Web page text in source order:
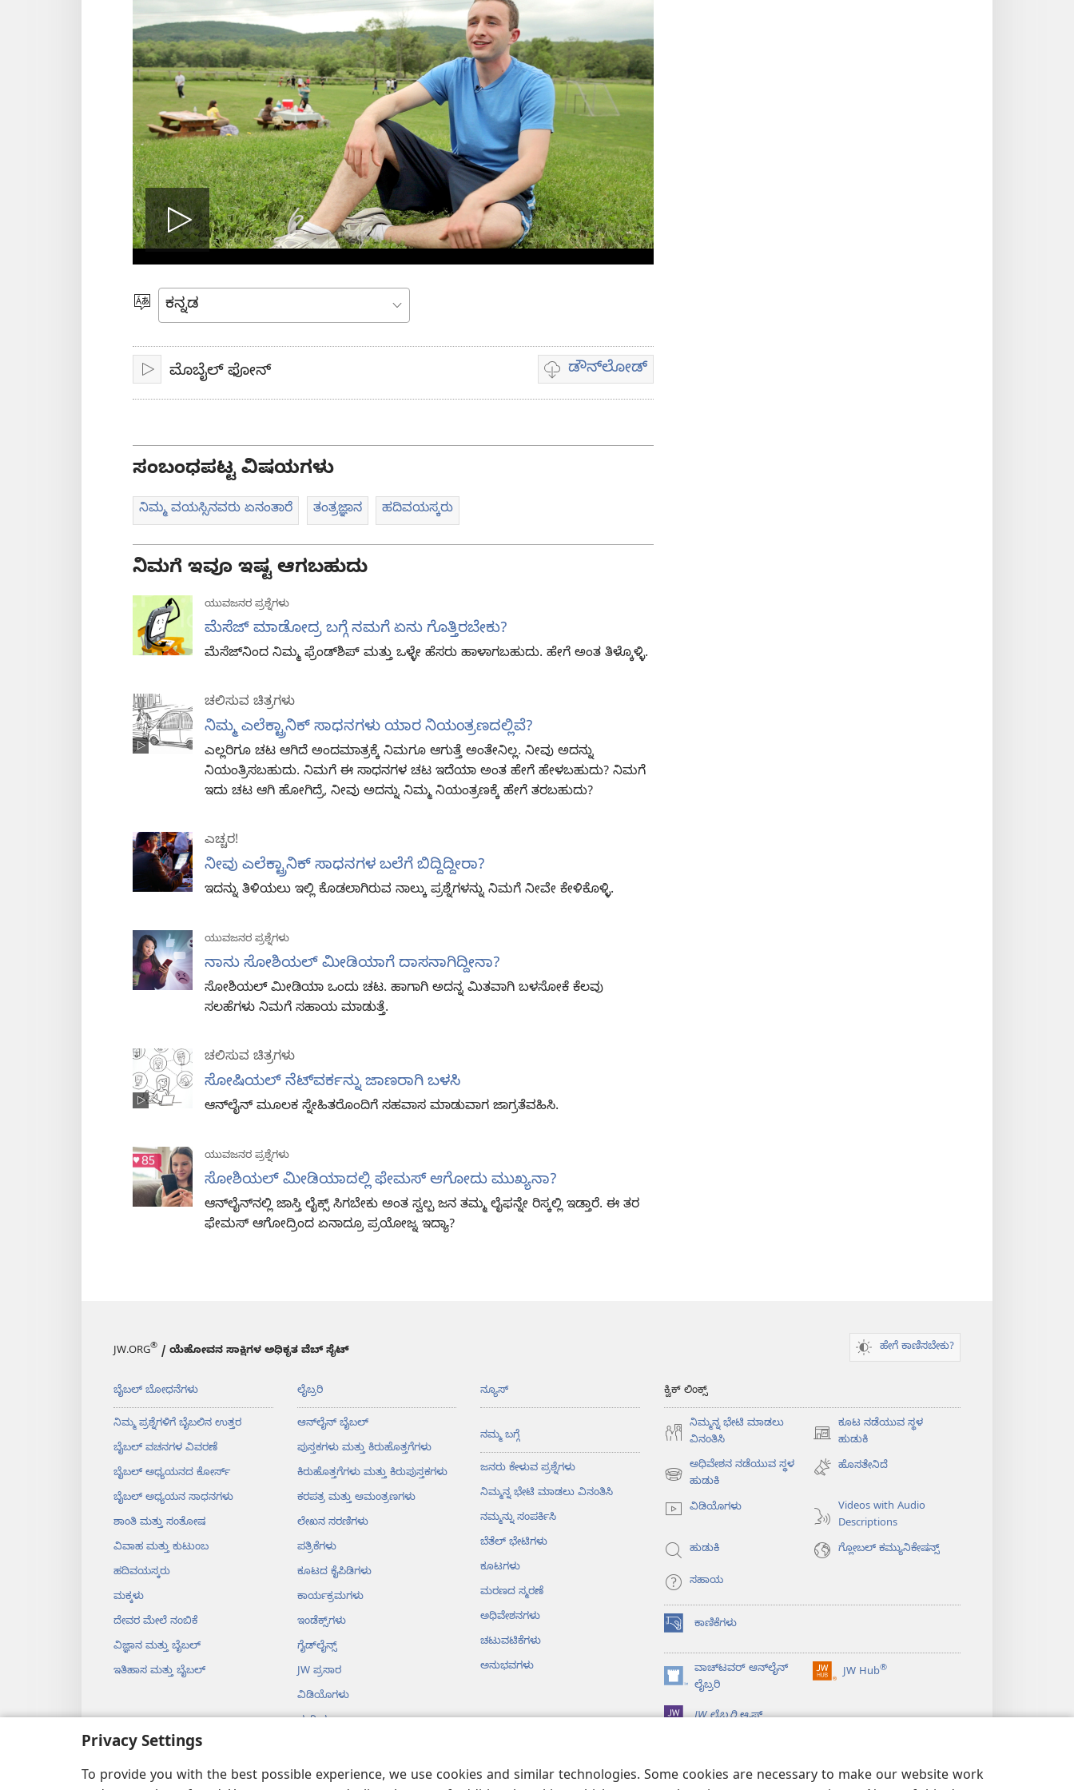
Privacy Settings
To provide you with the best possible experience, we use cookies and similar technologies. Some cookies are necessary to make our website work
Play
video
ಭಾಷೆಯನ್ನು
ಆರಿಸಿ
ಪ್ಲೇ ಮೊಬೈಲ್‌ ಫೋನ್‌ ಡೌನ್‌ಲೋಡ್‌
ವಿಡಿಯೋ
ಡೌನ್‌ಲೋಡ್
ಸಂಬಂಧಪಟ್ಟ ವಿಷಯಗಳು
ನಿಮ್ಮ ವಯಸ್ಸಿನವರು ಏನಂತಾರೆ ತಂತ್ರಜ್ಞಾನ ಹದಿವಯಸ್ಕರು
ನಿಮಗೆ ಇವೂ ಇಷ್ಟ ಆಗಬಹುದು
ಯುವಜನರ ಪ್ರಶ್ನೆಗಳು
ಮೆಸೆಜ್‌ ಮಾಡೋದ್ರ ಬಗ್ಗೆ ನಮಗೆ ಏನು ಗೊತ್ತಿರಬೇಕು?
ಮೆಸೆಜ್‌ನಿಂದ ನಿಮ್ಮ ಫ್ರೆಂಡ್‌ಶಿಪ್‌ ಮತ್ತು ಒಳ್ಳೇ ಹೆಸರು ಹಾಳಾಗಬಹುದು. ಹೇಗೆ ಅಂತ ತಿಳ್ಕೊಳ್ಳಿ.
ಚಲಿಸುವ ಚಿತ್ರಗಳು
ನಿಮ್ಮ ಎಲೆಕ್ಟ್ರಾನಿಕ್‌ ಸಾಧನಗಳು ಯಾರ ನಿಯಂತ್ರಣದಲ್ಲಿವೆ?
ಎಲ್ಲರಿಗೂ ಚಟ ಆಗಿದೆ ಅಂದಮಾತ್ರಕ್ಕೆ ನಿಮಗೂ ಆಗುತ್ತೆ ಅಂತೇನಿಲ್ಲ. ನೀವು ಅದನ್ನು
ನಿಯಂತ್ರಿಸಬಹುದು. ನಿಮಗೆ ಈ ಸಾಧನಗಳ ಚಟ ಇದೆಯಾ ಅಂತ ಹೇಗೆ ಹೇಳಬಹುದು? ನಿಮಗೆ
ಇದು ಚಟ ಆಗಿ ಹೋಗಿದ್ರೆ, ನೀವು ಅದನ್ನು ನಿಮ್ಮ ನಿಯಂತ್ರಣಕ್ಕೆ ಹೇಗೆ ತರಬಹುದು?
ಎಚ್ಚರ!
ನೀವು ಎಲೆಕ್ಟ್ರಾನಿಕ್‌ ಸಾಧನಗಳ ಬಲೆಗೆ ಬಿದ್ದಿದ್ದೀರಾ?
ಇದನ್ನು ತಿಳಿಯಲು ಇಲ್ಲಿ ಕೊಡಲಾಗಿರುವ ನಾಲ್ಕು ಪ್ರಶ್ನೆಗಳನ್ನು ನಿಮಗೆ ನೀವೇ ಕೇಳಿಕೊಳ್ಳಿ.
ಯುವಜನರ ಪ್ರಶ್ನೆಗಳು
ನಾನು ಸೋಶಿಯಲ್‌ ಮೀಡಿಯಾಗೆ ದಾಸನಾಗಿದ್ದೀನಾ?
ಸೋಶಿಯಲ್‌ ಮೀಡಿಯಾ ಒಂದು ಚಟ. ಹಾಗಾಗಿ ಅದನ್ನ ಮಿತವಾಗಿ ಬಳಸೋಕೆ ಕೆಲವು
ಸಲಹೆಗಳು ನಿಮಗೆ ಸಹಾಯ ಮಾಡುತ್ತೆ.
ಚಲಿಸುವ ಚಿತ್ರಗಳು
ಸೋಷಿಯಲ್‌ ನೆಟ್‌ವರ್ಕನ್ನು ಜಾಣರಾಗಿ ಬಳಸಿ
ಆನ್‌ಲೈನ್‌ ಮೂಲಕ ಸ್ನೇಹಿತರೊಂದಿಗೆ ಸಹವಾಸ ಮಾಡುವಾಗ ಜಾಗ್ರತೆವಹಿಸಿ.
ಯುವಜನರ ಪ್ರಶ್ನೆಗಳು
ಸೋಶಿಯಲ್‌ ಮೀಡಿಯಾದಲ್ಲಿ ಫೇಮಸ್‌ ಆಗೋದು ಮುಖ್ಯನಾ?
ಆನ್‌ಲೈನ್‌ನಲ್ಲಿ ಜಾಸ್ತಿ ಲೈಕ್ಸ್‌ ಸಿಗಬೇಕು ಅಂತ ಸ್ವಲ್ಪ ಜನ ತಮ್ಮ ಲೈಫನ್ನೇ ರಿಸ್ಕಲ್ಲಿ ಇಡ್ತಾರೆ. ಈ ತರ
ಫೇಮಸ್‌ ಆಗೋದ್ರಿಂದ ಏನಾದ್ರೂ ಪ್ರಯೋಜ್ನ ಇದ್ಯಾ?
JW.ORG® / ಯೆಹೋವನ ಸಾಕ್ಷಿಗಳ ಅಧಿಕೃತ ವೆಬ್ ಸೈಟ್ ಹೇಗೆ ಕಾಣಿಸಬೇಕು?
ಬೈಬಲ್‌ ಬೋಧನೆಗಳು
ನಿಮ್ಮ ಪ್ರಶ್ನೆಗಳಿಗೆ ಬೈಬಲಿನ ಉತ್ತರ
ಬೈಬಲ್‌ ವಚನಗಳ ವಿವರಣೆ
ಬೈಬಲ್‌ ಅಧ್ಯಯನದ ಕೋರ್ಸ್‌
ಬೈಬಲ್‌ ಅಧ್ಯಯನ ಸಾಧನಗಳು
ಶಾಂತಿ ಮತ್ತು ಸಂತೋಷ
ವಿವಾಹ ಮತ್ತು ಕುಟುಂಬ
ಹದಿವಯಸ್ಕರು
ಮಕ್ಕಳು
ದೇವರ ಮೇಲೆ ನಂಬಿಕೆ
ವಿಜ್ಞಾನ ಮತ್ತು ಬೈಬಲ್‌
ಇತಿಹಾಸ ಮತ್ತು ಬೈಬಲ್‌
ಲೈಬ್ರರಿ
ಆನ್‌ಲೈನ್‌ ಬೈಬಲ್‌
ಪುಸ್ತಕಗಳು ಮತ್ತು ಕಿರುಹೊತ್ತಗೆಗಳು
ಕಿರುಹೊತ್ತಗೆಗಳು ಮತ್ತು ಕಿರುಪುಸ್ತಕಗಳು
ಕರಪತ್ರ ಮತ್ತು ಆಮಂತ್ರಣಗಳು
ಲೇಖನ ಸರಣಿಗಳು
ಪತ್ರಿಕೆಗಳು
ಕೂಟದ ಕೈಪಿಡಿಗಳು
ಕಾರ್ಯಕ್ರಮಗಳು
ಇಂಡೆಕ್ಸ್‌ಗಳು
ಗೈಡ್‌ಲೈನ್ಸ್‌
JW ಪ್ರಸಾರ
ವಿಡಿಯೊಗಳು
ಸಂಗೀತ
ನಾಟಕರೂಪದ ಬೈಬಲ್‌ ವಾಚನ
ನ್ಯೂಸ್‌
ನಮ್ಮ ಬಗ್ಗೆ
ಜನರು ಕೇಳುವ ಪ್ರಶ್ನೆಗಳು
ನಿಮ್ಮನ್ನ ಭೇಟಿ ಮಾಡಲು ವಿನಂತಿಸಿ
ನಮ್ಮನ್ನು ಸಂಪರ್ಕಿಸಿ
ಬೆತೆಲ್‌ ಭೇಟಿಗಳು
ಕೂಟಗಳು
ಮರಣದ ಸ್ಮರಣೆ
ಅಧಿವೇಶನಗಳು
ಚಟುವಟಿಕೆಗಳು
ಅನುಭವಗಳು
ಕ್ವಿಕ್ ಲಿಂಕ್ಸ್
ನಿಮ್ಮನ್ನ ಭೇಟಿ ಮಾಡಲು
ವಿನಂತಿಸಿ
ಕೂಟ ನಡೆಯುವ ಸ್ಥಳ
ಹುಡುಕಿ
(opens
new
window)
ಅಧಿವೇಶನ ನಡೆಯುವ ಸ್ಥಳ
ಹುಡುಕಿ
(opens
window)
ಹೊಸತೇನಿದೆ
ವಿಡಿಯೊಗಳು
Videos with Audio
Descriptions
ಹುಡುಕಿ
ಗ್ಲೋಬಲ್‌ ಕಮ್ಯುನಿಕೇಷನ್ಸ್‌
ಸಹಾಯ
ಕಾಣಿಕೆಗಳು
(opens
new
window)ವಾಚ್‌ಟವರ್‌ ಆನ್‌ಲೈನ್‌
ಲೈಬ್ರರಿ
(opens
new
window)
JW Hub®
(opens
window)
JW ಲೈಬ್ರರಿಆ್ಯಪ್‌